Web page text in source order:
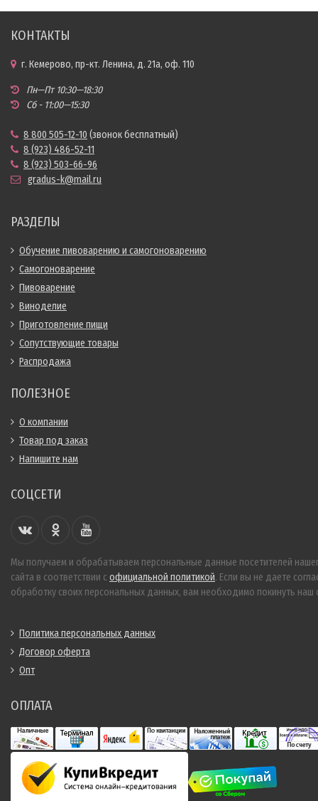
КОНТАКТЫ
г. Кемерово, пр-кт. Ленина, д. 21а, оф. 110
Пн—Пт 10:30—18:30
Сб - 11:00—15:30
8 800 505-12-10 (звонок бесплатный)
8 (923) 486-52-11
8 (923) 503-66-96
gradus-k@mail.ru
РАЗДЕЛЫ
Обучение пивоварению и самогоноварению
Самогоноварение
Пивоварение
Виноделие
Приготовление пищи
Сопутствующие товары
Распродажа
ПОЛЕЗНОЕ
О компании
Товар под заказ
Напишите нам
СОЦСЕТИ
Мы получаем и обрабатываем персональные данные посетителей
сайта в соответствии с официальной политикой. Если вы не даете
обработку своих персональных данных, вам необходимо покинуть наш
Политика персональных данных
Договор оферта
Опт
ОПЛАТА